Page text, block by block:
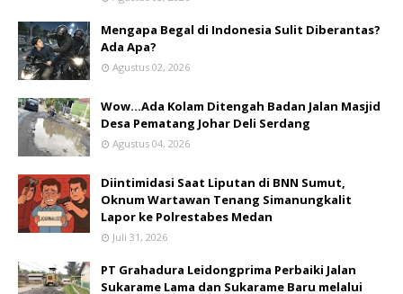
Mengapa Begal di Indonesia Sulit Diberantas?
Ada Apa?
Agustus 02, 2026
Wow...Ada Kolam Ditengah Badan Jalan Masjid
Desa Pematang Johar Deli Serdang
Agustus 04, 2026
Diintimidasi Saat Liputan di BNN Sumut,
Oknum Wartawan Tenang Simanungkalit
Lapor ke Polrestabes Medan
Juli 31, 2026
PT Grahadura Leidongprima Perbaiki Jalan
Sukarame Lama dan Sukarame Baru melalui